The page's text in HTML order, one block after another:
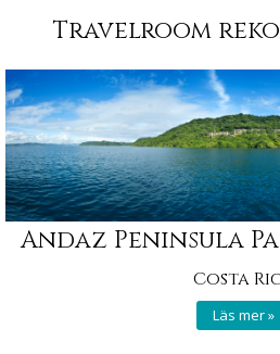
Travelroom
Andaz Peninsula
Costa
Läs mer »